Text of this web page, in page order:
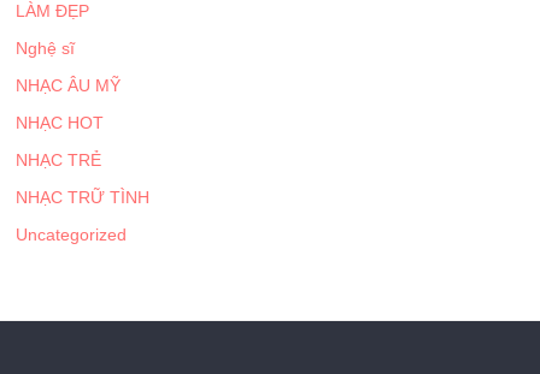
LÀM ĐẸP
Nghệ sĩ
NHẠC ÂU MỸ
NHẠC HOT
NHẠC TRẺ
NHẠC TRỮ TÌNH
Uncategorized